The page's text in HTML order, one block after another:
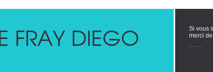
FRAY DIEGO
Si vous
merci de